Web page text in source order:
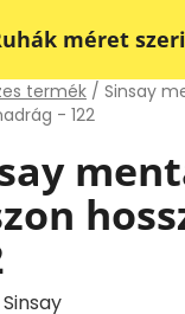
méret
termék / Sinsay
- 122
Sinsay